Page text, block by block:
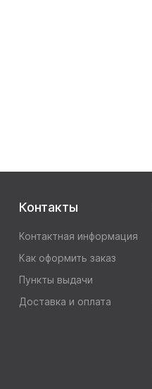
Контакты
Контактная информация
Как оформить заказ
Пункты выдачи
Доставка и оплата